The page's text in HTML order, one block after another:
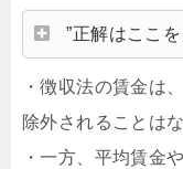
”正解はここ
・徴収法の賃金は
除外されることはな
・一方、平均賃金